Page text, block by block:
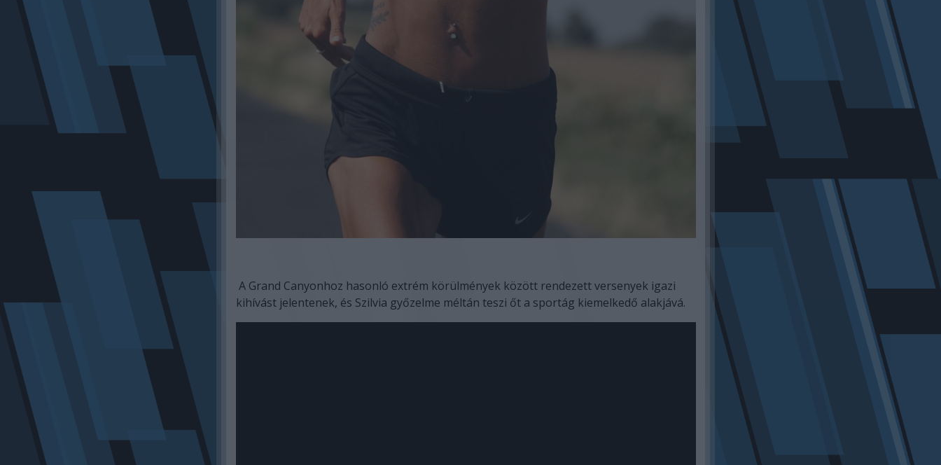
A Grand Canyonhoz hasonló extrém körülmények között rendezett versenyek igazi
kihívást jelentenek, és Szilvia győzelme méltán teszi őt a sportág kiemelkedő alakjává.